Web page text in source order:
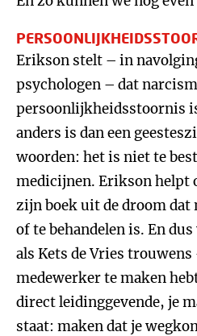
Erikson stelt – in
psychologen – dat
persoonlijkheidsstoornis
anders is dan een
woorden: het is niet te
medicijnen. Erikson helpt
zijn boek uit de droom dat
of te behandelen is. En
als Kets de Vries trouwens
medewerker te maken
direct leidinggevende, je
staat: maken dat je